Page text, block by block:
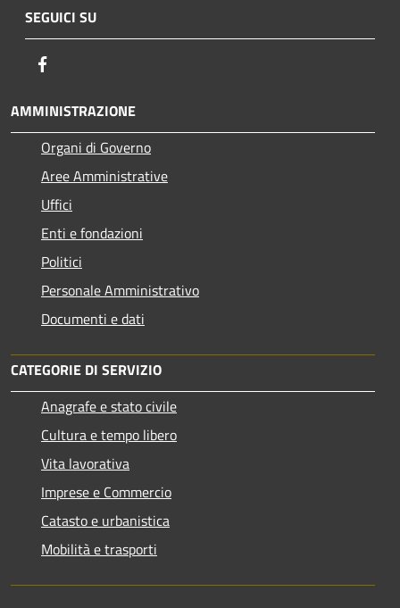
SEGUICI SU
AMMINISTRAZIONE
Organi di Governo
Aree Amministrative
Uffici
Enti e fondazioni
Politici
Personale Amministrativo
Documenti e dati
CATEGORIE DI SERVIZIO
Anagrafe e stato civile
Cultura e tempo libero
Vita lavorativa
Imprese e Commercio
Catasto e urbanistica
Mobilità e trasporti